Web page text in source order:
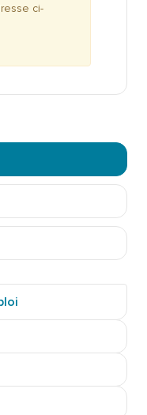
ci-